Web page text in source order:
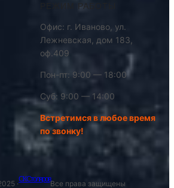
РЕЖИМ РАБОТЫ
Офис: г. Иваново, ул.
Лежневская, дом 183,
оф.409
Пон-пт: 9:00 — 18:00
Суб: 9:00 — 14:00
Встретимся в любое время
по звонку!
·
СК Столяров
Все права защищены